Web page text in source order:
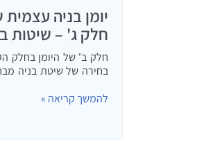
יומן בניה
חלק ג' – שיטות
חלק ב' של היומן בחלק
בחירה של שיטת בניה
הבניה. בחלק זה אדבר
להמשך קריאה »